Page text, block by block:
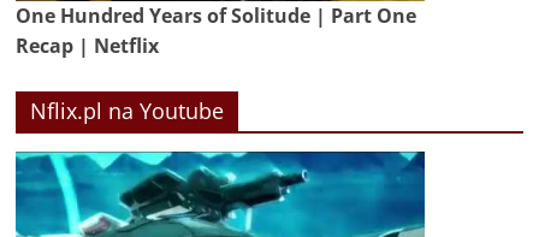
One Hundred Years of Solitude | Part One
Recap | Netflix
Nflix.pl na Youtube